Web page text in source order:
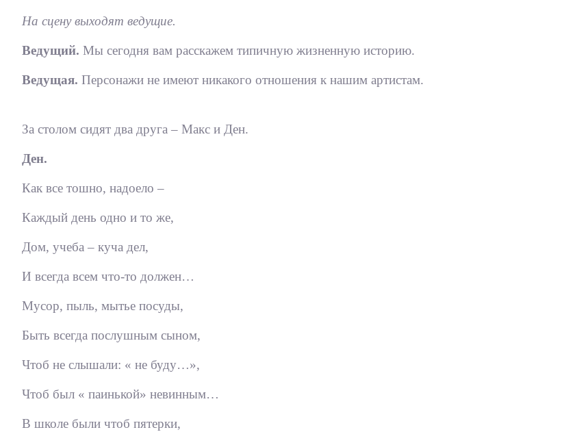
На сцену выходят ведущие.
Ведущий. Мы сегодня вам расскажем типичную жизненную историю.
Ведущая. Персонажи не имеют никакого отношения к нашим артистам.
За столом сидят два друга – Макс и Ден.
Ден.
Как все тошно, надоело –
Каждый день одно и то же,
Дом, учеба – куча дел,
И всегда всем что-то должен…
Мусор, пыль, мытье посуды,
Быть всегда послушным сыном,
Чтоб не слышали: « не буду…»,
Чтоб был « паинькой» невинным…
В школе были чтоб пятерки,